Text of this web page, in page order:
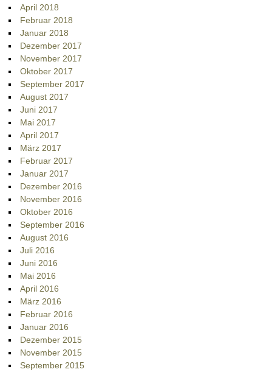
April 2018
Februar 2018
Januar 2018
Dezember 2017
November 2017
Oktober 2017
September 2017
August 2017
Juni 2017
Mai 2017
April 2017
März 2017
Februar 2017
Januar 2017
Dezember 2016
November 2016
Oktober 2016
September 2016
August 2016
Juli 2016
Juni 2016
Mai 2016
April 2016
März 2016
Februar 2016
Januar 2016
Dezember 2015
November 2015
September 2015